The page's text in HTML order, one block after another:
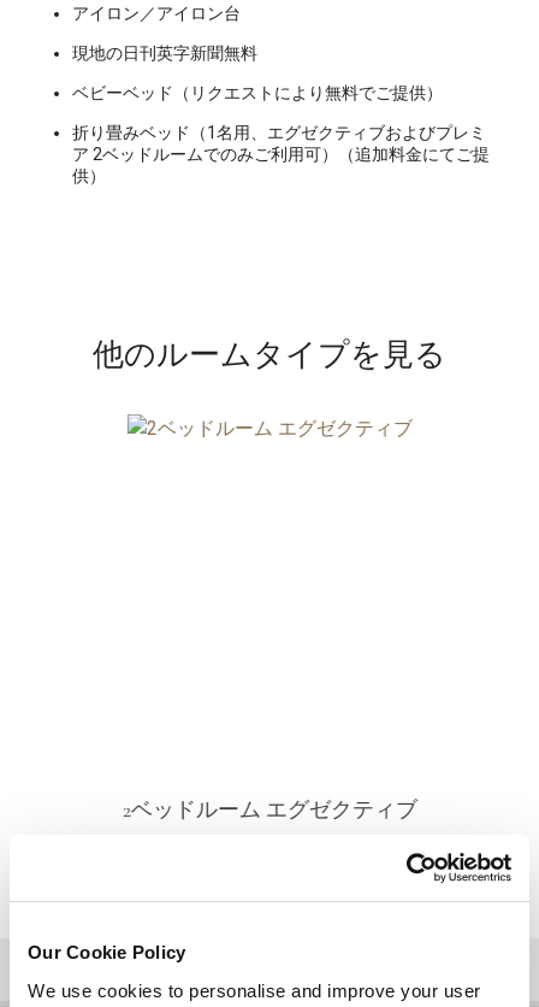
Our Cookie Policy
We use cookies to personalise and improve your user
アイロン／アイロン台
現地の日刊英字新聞無料
ベビーベッド（リクエストにより無料でご提供）
折り畳みベッド（1名用、エグゼクティブおよびプレミ
ア 2ベッドルームでのみご利用可）（追加料金にてご提
供）
他のルームタイプを見る
2ベッドルーム エグゼクティブ